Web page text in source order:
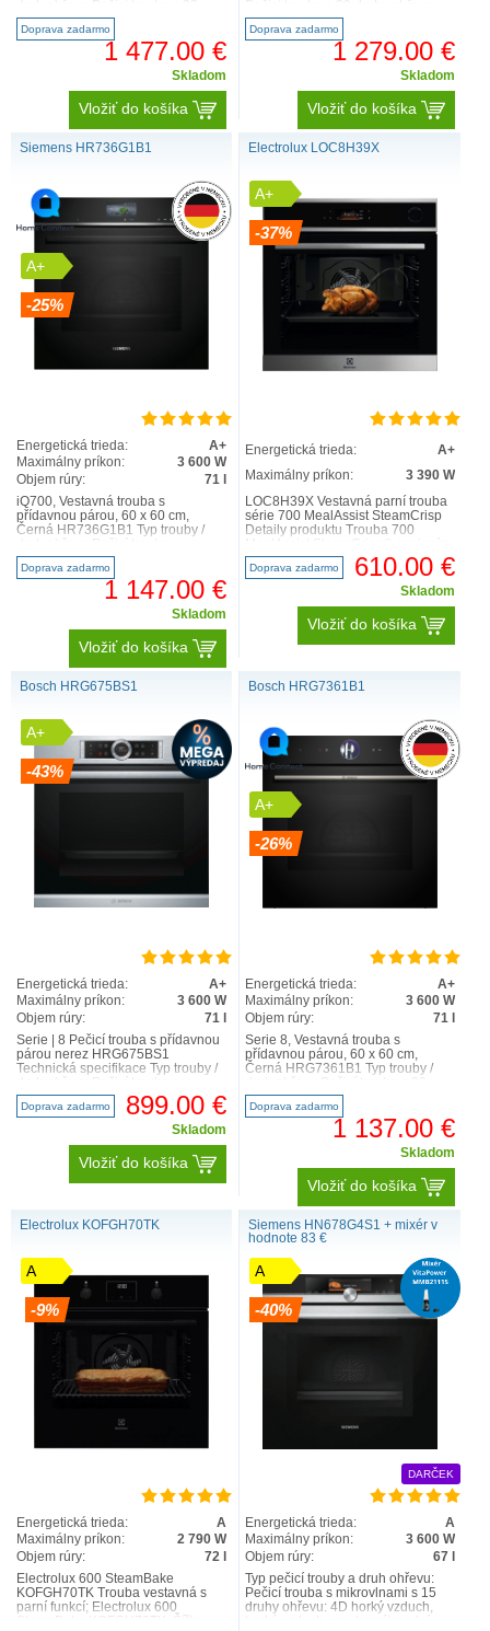
druhy ohřevu: 4D horký vzd..
Doprava zadarmo
1 477.00 €
Skladom
Vložiť do košíka
4D horký vzduch, horní/..
Doprava zadarmo
1 279.00 €
Skladom
Vložiť do košíka
Siemens HR736G1B1
A+
-25%
Energetická trieda:
A+
Maximálny príkon:
3 600 W
Objem rúry:
71 l
iQ700, Vestavná trouba s
přídavnou párou, 60 x 60 cm,
Černá HR736G1B1 Typ trouby /
přídavnou párou s 19 druhy ohřev..
Doprava zadarmo
1 147.00 €
Skladom
Vložiť do košíka
Electrolux LOC8H39X
A+
-37%
Energetická trieda:
A+
Maximálny príkon:
3 390 W
LOC8H39X Vestavná parní trouba
série 700 MealAssist SteamCrisp
Detaily produktu Trouba 700
páry a horkého vzduc..
Doprava zadarmo 610.00 €
Skladom
Vložiť do košíka
Bosch HRG675BS1
A+
-43%
Energetická trieda:
A+
Maximálny príkon:
3 600 W
Objem rúry:
71 l
Serie | 8 Pečicí trouba s přídavnou
párou nerez HRG675BS1
Technická specifikace Typ trouby /
přídavnou párou a 1..
Doprava zadarmo 899.00 €
Skladom
Vložiť do košíka
Bosch HRG7361B1
A+
-26%
Energetická trieda:
A+
Maximálny príkon:
3 600 W
Objem rúry:
71 l
Serie 8, Vestavná trouba s
přídavnou párou, 60 x 60 cm,
Černá HRG7361B1 Typ trouby /
druhy ohřevu: 4D horký vzd..
Doprava zadarmo
1 137.00 €
Skladom
Vložiť do košíka
Electrolux KOFGH70TK
A
-9%
Energetická trieda:
A
Maximálny príkon:
2 790 W
Objem rúry:
72 l
Electrolux 600 SteamBake
KOFGH70TK Trouba vestavná s
parní funkcí; Electrolux 600
Siemens HN678G4S1 + mixér v
hodnote 83 €
A
-40%
DARČEK
Energetická trieda:
A
Maximálny príkon:
3 600 W
Objem rúry:
67 l
Typ pečicí trouby a druh ohřevu:
Pečicí trouba s mikrovlnami s 15
druhy ohřevu: 4D horký vzduch,